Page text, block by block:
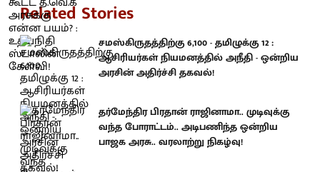
Related Stories
சமஸ்கிருதத்திற்கு 6,100 - தமிழுக்கு 12 :
ஆசிரியர்கள் நியமனத்தில் அநீதி - ஒன்றிய
அரசின் அதிர்ச்சி தகவல்!
தர்மேந்திர பிரதான் ராஜினாமா.. முடிவுக்கு
வந்த போராட்டம்.. அடிபணிந்த ஒன்றிய
பாஜக அரசு.. வரலாற்று நிகழ்வு!